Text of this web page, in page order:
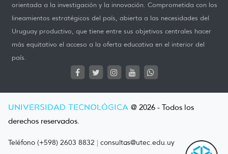
orientada a la investigación y la innovación. Comprometida con los
lineamientos estratégicos del país, abierta a las necesidades del
Uruguay productivo, que tiene entre sus objetivos centrales hacer
más equitativo el acceso a la oferta educativa en el interior del
país.
UNIVERSIDAD TECNOLÓGICA @ 2026 - Todos los
derechos reservados.
Teléfono (+598) 2603 8832 | consultas@utec.edu.uy